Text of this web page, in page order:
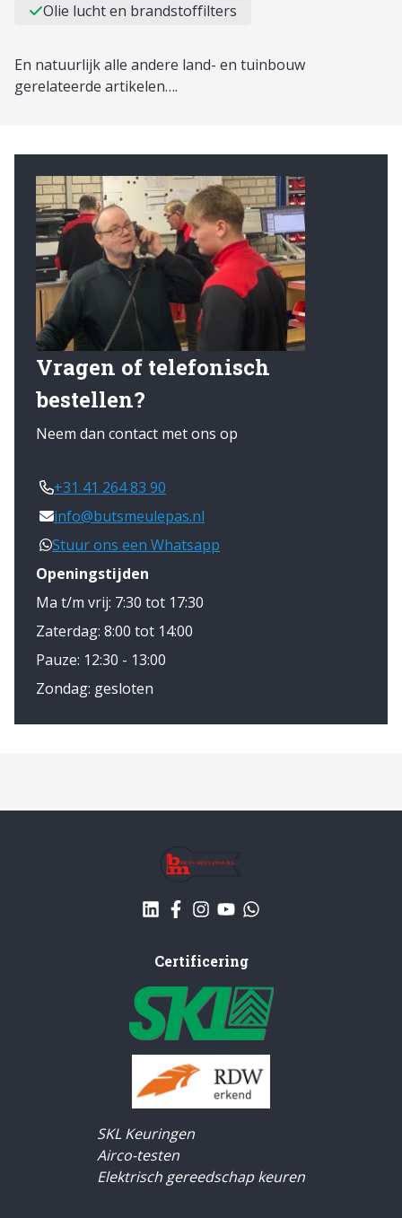
Olie lucht en brandstoffilters
En natuurlijk alle andere land- en tuinbouw
gerelateerde artikelen….
Vragen of telefonisch
bestellen?
Neem dan contact met ons op
+31 41 264 83 90
info@butsmeulepas.nl
Stuur ons een Whatsapp
Openingstijden
Ma t/m vrij: 7:30 tot 17:30
Zaterdag: 8:00 tot 14:00
Pauze: 12:30 - 13:00
Zondag: gesloten
Certificering
SKL Keuringen
Airco-testen
Elektrisch gereedschap keuren